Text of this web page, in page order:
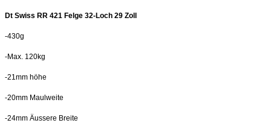
Dt Swiss RR 421 Felge 32-Loch 29 Zoll
-430g
-Max. 120kg
-21mm höhe
-20mm Maulweite
-24mm Äussere Breite